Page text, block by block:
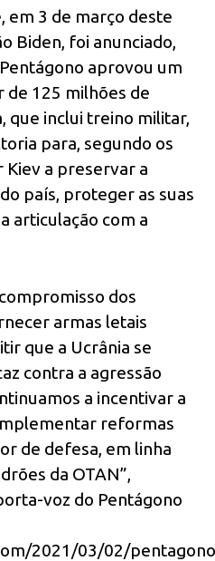
em 3 de março deste
Biden, foi anunciado,
aprovou um
de 125 milhões de
que inclui treino militar,
para, segundo os
Kiev a preservar a
país, proteger as suas
articulação com a
dos
armas letais
que a Ucrânia se
contra a agressão
a incentivar a
reformas
de defesa, em linha
da OTAN”,
voz do Pentágono
2021/03/02/